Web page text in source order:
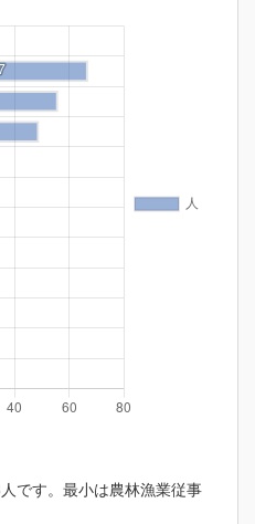
です。最小は農林漁業従事